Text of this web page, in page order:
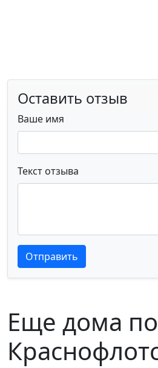
Оставить отзыв
Ваше имя
Текст отзыва
Текст отзыва
Текст отзыва
Отправить
Еще дома